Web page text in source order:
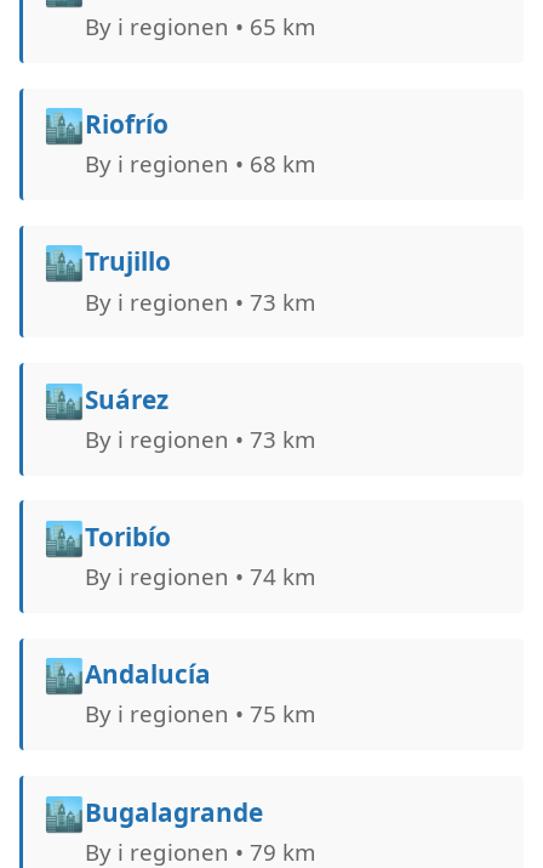
By i regionen • 65 km
🏙️Riofrío
By i regionen • 68 km
🏙️Trujillo
By i regionen • 73 km
🏙️Suárez
By i regionen • 73 km
🏙️Toribío
By i regionen • 74 km
🏙️Andalucía
By i regionen • 75 km
🏙️Bugalagrande
By i regionen • 79 km